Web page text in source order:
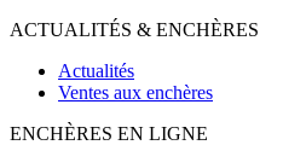
ACTUALITÉS & ENCHÈRES
Actualités
Ventes aux enchères
ENCHÈRES EN LIGNE